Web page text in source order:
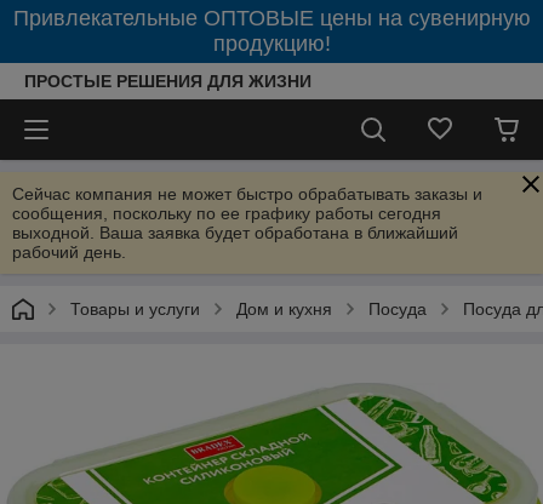
Привлекательные ОПТОВЫЕ цены на сувенирную
продукцию!
ПРОСТЫЕ РЕШЕНИЯ ДЛЯ ЖИЗНИ
Сейчас компания не может быстро обрабатывать заказы и
сообщения, поскольку по ее графику работы сегодня
выходной. Ваша заявка будет обработана в ближайший
рабочий день.
Товары и услуги Дом и кухня Посуда Посуда